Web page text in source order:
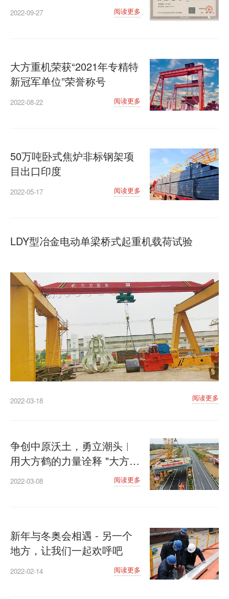
2022-09-27 阅读更多
大方重机荣获“2021年专精特
新冠军单位”荣誉称号
2022-08-22 阅读更多
50万吨卧式焦炉非标钢架项
目出口印度
2022-05-17 阅读更多
LDY型冶金电动单梁桥式起重机载荷试验
2022-03-18 阅读更多
争创中原沃土，勇立潮头︱
用大方鹤的力量诠释 "大方速
度"
2022-03-08 阅读更多
新年与冬奥会相遇 - 另一个
地方，让我们一起欢呼吧
2022-02-14 阅读更多